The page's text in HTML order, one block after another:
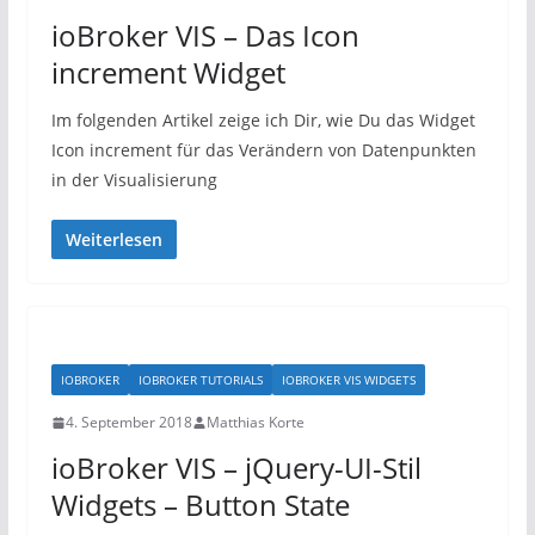
ioBroker VIS – Das Icon
increment Widget
Im folgenden Artikel zeige ich Dir, wie Du das Widget
Icon increment für das Verändern von Datenpunkten
in der Visualisierung
Weiterlesen
IOBROKER IOBROKER TUTORIALS IOBROKER VIS WIDGETS
4. September 2018 Matthias Korte
ioBroker VIS – jQuery-UI-Stil
Widgets – Button State